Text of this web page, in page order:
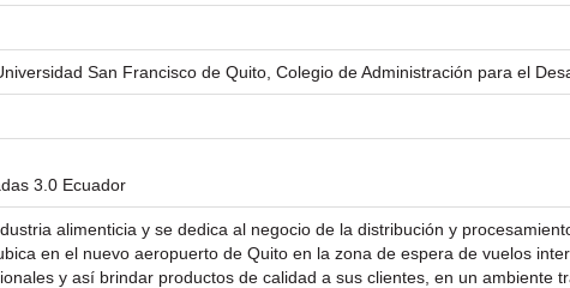
San Francisco de Quito, Colegio de Administración para el
3.0 Ecuador
alimenticia y se dedica al negocio de la distribución y
en el nuevo aeropuerto de Quito en la zona de espera de vuelos
y así brindar productos de calidad a sus clientes, en un ambiente